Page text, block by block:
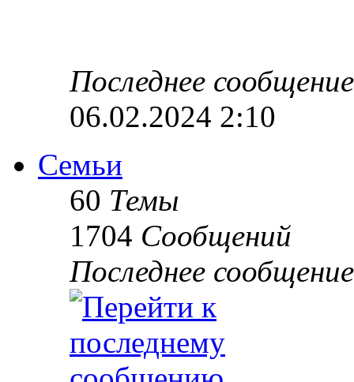
Последнее сообщение
06.02.2024 2:10
Семьи
60 Темы
1704 Сообщений
Последнее сообщение